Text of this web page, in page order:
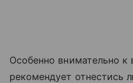
Особенно внимательно к
рекомендует отнестись